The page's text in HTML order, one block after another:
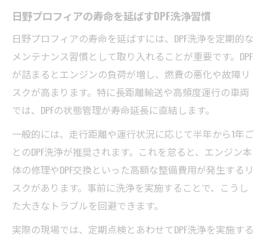
日野プロフィアの寿命を延ばすDPF洗浄習慣
日野プロフィアの寿命を延ばすには、DPF洗浄を定期的な
メンテナンス習慣として取り入れることが重要です。DPF
が詰まるとエンジンの負荷が増し、燃費の悪化や故障リ
スクが高まります。特に長距離輸送や高頻度運行の車両
では、DPFの状態管理が寿命延長に直結します。
一般的には、走行距離や運行状況に応じて半年から1年ご
とのDPF洗浄が推奨されます。これを怠ると、エンジン本
体の修理やDPF交換といった高額な整備費用が発生するリ
スクがあります。事前に洗浄を実施することで、こうし
た大きなトラブルを回避できます。
実際の現場では、定期点検とあわせてDPF洗浄を実施する